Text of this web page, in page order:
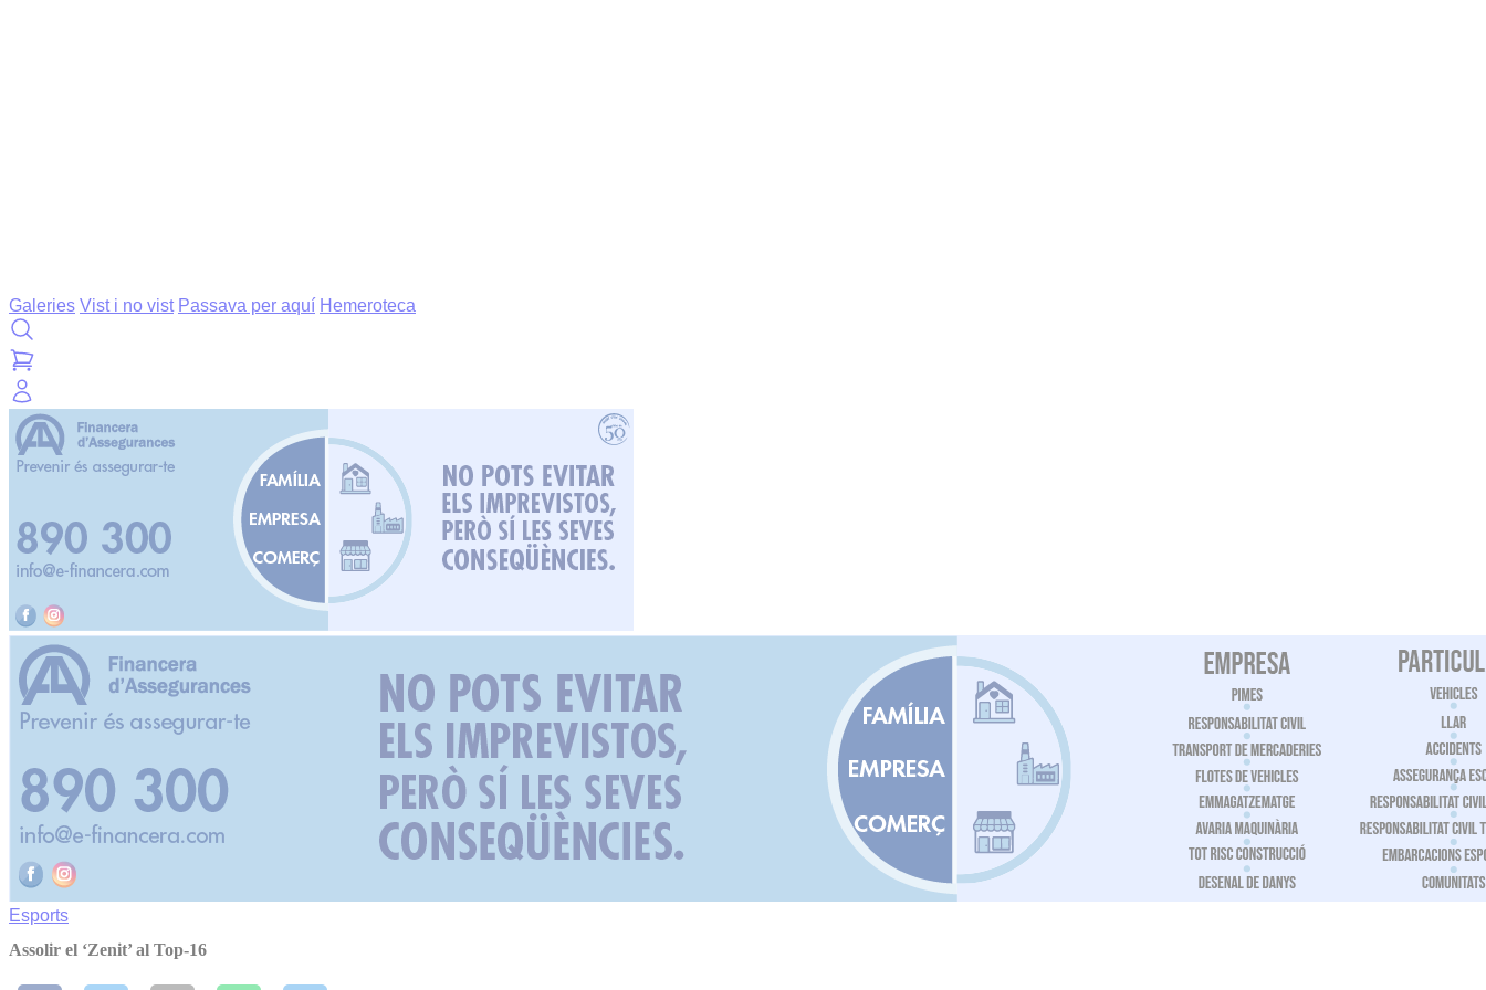
Galeries Vist i no vist Passava per aquí Hemeroteca
Esports
Assolir el ‘Zenit’ al Top-16